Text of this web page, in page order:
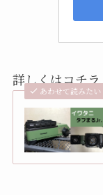
詳しくはコチラ
あわせて読みたい